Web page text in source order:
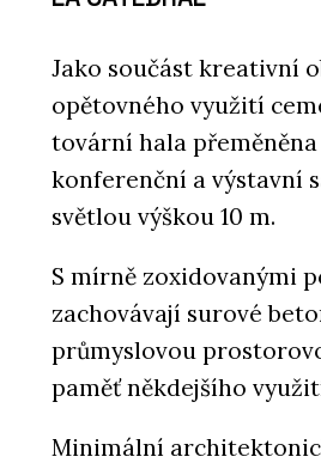
Jako součást kreativní
opětovného využití
tovární hala
konferenční a výstavní
světlou výškou 10 m.
S mírně zoxidovanými
zachovávají surové
průmyslovou
paměť někdejšího
Minimální